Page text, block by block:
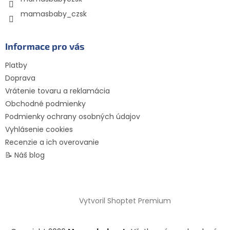
mamasbaby_czsk
Informace pro vás
Platby
Doprava
Vrátenie tovaru a reklamácia
Obchodné podmienky
Podmienky ochrany osobných údajov
Vyhlásenie cookies
Recenzie a ich overovanie
📝 Náš blog
Vytvoril Shoptet Premium